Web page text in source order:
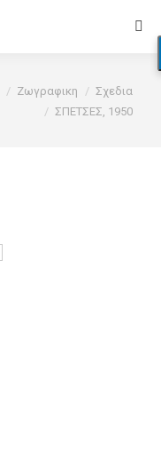
Ζωγραφικη
Σχεδια
ΣΠΕΤΣΕΣ, 1950